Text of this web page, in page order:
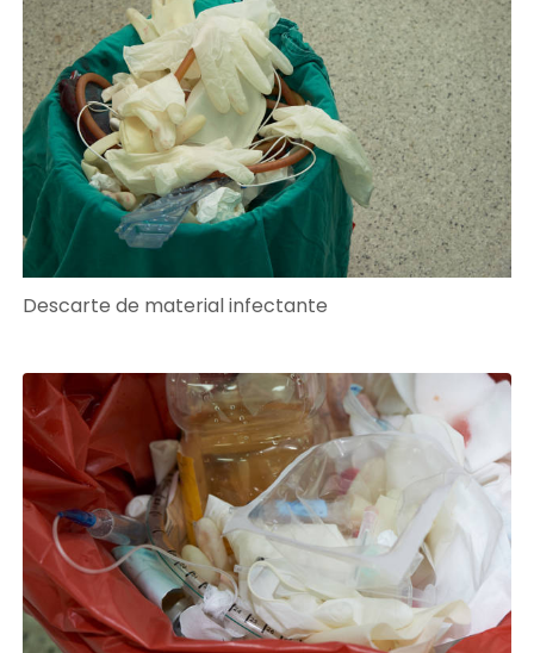
Descarte de material infectante